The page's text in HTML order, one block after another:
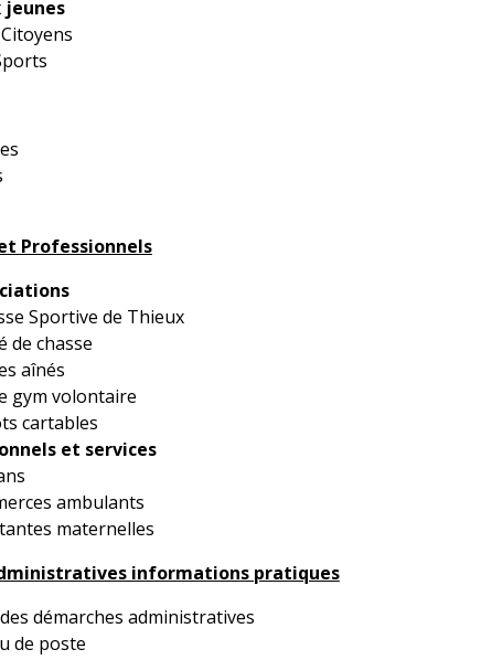
jeunes
Professionnels
Sportive de Thieux
de chasse
aînés
gym volontaire
cartables
et services
ambulants
maternelles
informations pratiques
démarches administratives
de poste